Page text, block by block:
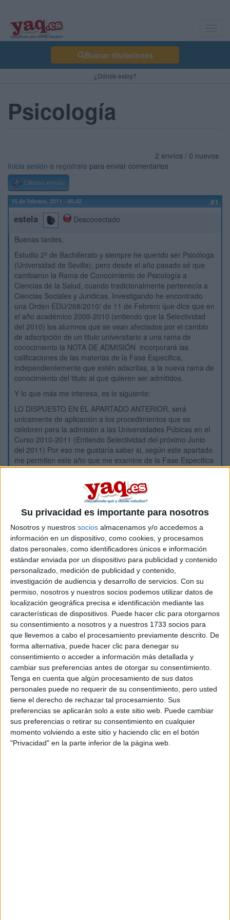
Su privacidad es importante para nosotros
Nosotros y nuestros socios almacenamos y/o accedemos a
información en un dispositivo, como cookies, y procesamos
datos personales, como identificadores únicos e información
estándar enviada por un dispositivo para publicidad y contenido
personalizado, medición de publicidad y contenido,
investigación de audiencia y desarrollo de servicios. Con su
permiso, nosotros y nuestros socios podemos utilizar datos de
localización geográfica precisa e identificación mediante las
características de dispositivos. Puede hacer clic para otorgarnos
su consentimiento a nosotros y a nuestros 1733 socios para
que llevemos a cabo el procesamiento previamente descrito. De
forma alternativa, puede hacer clic para denegar su
consentimiento o acceder a información más detallada y
cambiar sus preferencias antes de otorgar su consentimiento.
Tenga en cuenta que algún procesamiento de sus datos
personales puede no requerir de su consentimiento, pero usted
tiene el derecho de rechazar tal procesamiento. Sus
preferencias se aplicarán solo a este sitio web. Puede cambiar
sus preferencias o retirar su consentimiento en cualquier
momento volviendo a este sitio y haciendo clic en el botón
"Privacidad" en la parte inferior de la página web.
Buscar titulaciones
¿Dónde estoy?
Psicología
2 envíos / 0 nuevos
Inicia sesión o regístrate para enviar comentarios
Último envío
15 de febrero, 2011 - 00:42 #1
estela
Desconectado
Buenas tardes,
Estudio 2º de Bachillerato y siempre he querido ser Psicóloga
(Universidad de Sevilla), pero desde el año pasado sé que
cambiaron la Rama de Conocimiento de Psicología a
Ciencias de la Salud, cuando tradicionalmente pertenecía a
Ciencias Sociales y Juridicas. Investigando he encontrado
una Orden EDU/268/2010/ de 11 de Febrero que dice que en
el año académico 2009-2010 (entiendo que la Selectividad
del 2010) los alumnos que se vean afectados por el cambio
de adscripción de un titulo universitario a una rama de
conocimiento la NOTA DE ADMISIÓN incorporará las
calificaciones de las materias de la Fase Especifica,
independientemente que estén adscritas, a la nueva rama de
conocimiento del titulo al que quieren ser admitidos.
Y lo que más me interesa, es lo siguiente:
LO DISPUESTO EN EL APARTADO ANTERIOR, será
unicamente de aplicación a los procedimientos que se
celebren para la admisión a las Universidades Púbicas en el
Curso 2010-2011 (Entiendo Selectividad del próximo Junio
del 2011) Por eso me gustaría saber si, según este apartado
me permiten este año que me examine de la Fase Especifica
y que se me valore aunque las materias de modalidad no
estén relacionadas con la rama de conocimiento de Ciencias
Esto me parecería justo, porque no sólo el cambio le afectaba
a los que el año pasado estaban en 2º de bachillerato sino a
los que en 1º de Bachillerato ya estábamos cursando el
itinerario de Bachillerato de Humanidades y Ciencias Sociales
para cursar Psicología antes de que se modificara de rama
de conocimiento.
¿¿Llamo a la Facultad dePsicología de la Universidad de
Sevilla??
Mientras tanto, espero tener buenas noticias con todo este
tema que tanto me agobia.
Gracias de antemano
Un saludo
Inicio
Etiquetas:
Selectividad Ciencias de la salud Humanidades
Psicología
Sevilla
US